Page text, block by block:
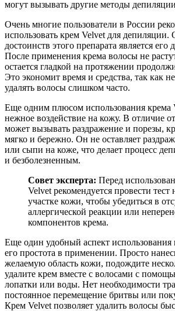
могут вызывать другие методы
Очень многие пользователи в России
использовать крем Velvet для
достоинств этого препарата является его
После применения крема волосы не
остается гладкой на протяжении
Это экономит время и средства, так как
удалять волосы слишком часто.
Еще одним плюсом использования крема
нежное воздействие на кожу. В отличие
может вызывать раздражение и порезы,
мягко и бережно. Он не оставляет
или сыпи на коже, что делает процесс
и безболезненным.
Совет эксперта: Перед
Velvet рекомендуется провести
участке кожи, чтобы убедиться в
аллергической реакции или
компонентов крема.
Еще один удобный аспект
его простота в применении. Просто
желаемую область кожи, подождите
удалите крем вместе с волосами с
лопатки или воды. Нет необходимости
постоянное перемещение бритвы или
Крем Velvet позволяет удалить волосы